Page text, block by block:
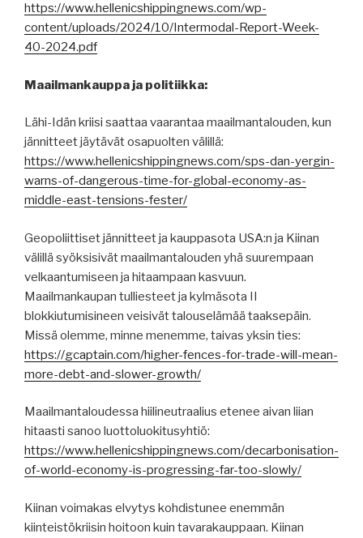
https://www.hellenicshippingnews.com/wp-
content/uploads/2024/10/Intermodal-Report-Week-
40-2024.pdf
Maailmankauppa ja politiikka:
Lähi-Idän kriisi saattaa vaarantaa maailmantalouden, kun
jännitteet jäytävät osapuolten välillä:
https://www.hellenicshippingnews.com/sps-dan-yergin-
warns-of-dangerous-time-for-global-economy-as-
middle-east-tensions-fester/
Geopoliittiset jännitteet ja kauppasota USA:n ja Kiinan
välillä syöksisivät maailmantalouden yhä suurempaan
velkaantumiseen ja hitaampaan kasvuun.
Maailmankaupan tulliesteet ja kylmäsota II
blokkiutumisineen veisivät talouselämää taaksepäin.
Missä olemme, minne menemme, taivas yksin ties:
https://gcaptain.com/higher-fences-for-trade-will-mean-
more-debt-and-slower-growth/
Maailmantaloudessa hiilineutraalius etenee aivan liian
hitaasti sanoo luottoluokitusyhtiö:
https://www.hellenicshippingnews.com/decarbonisation-
of-world-economy-is-progressing-far-too-slowly/
Kiinan voimakas elvytys kohdistunee enemmän
kiinteistökriisin hoitoon kuin tavarakauppaan. Kiinan